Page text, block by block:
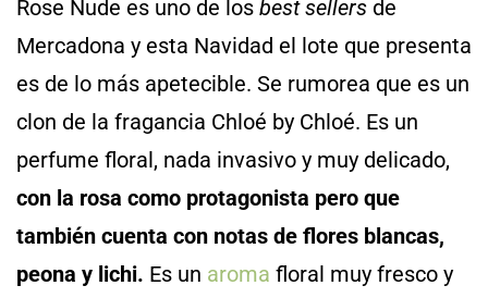
Rose Nude es uno de los best sellers de
Mercadona y esta Navidad el lote que presenta
es de lo más apetecible. Se rumorea que es un
clon de la fragancia Chloé by Chloé. Es un
perfume floral, nada invasivo y muy delicado,
con la rosa como protagonista pero que
también cuenta con notas de flores blancas,
peona y lichi. Es un aroma floral muy fresco y